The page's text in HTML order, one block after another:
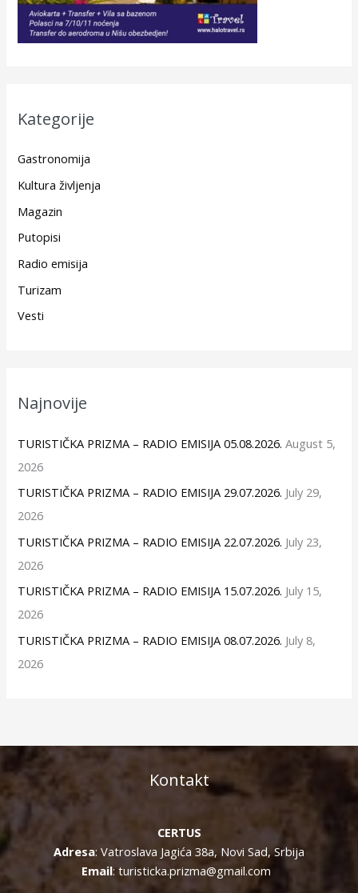
Kategorije
Gastronomija
Kultura življenja
Magazin
Putopisi
Radio emisija
Turizam
Vesti
Najnovije
TURISTIČKA PRIZMA – RADIO EMISIJA 05.08.2026. August 5,
2026
TURISTIČKA PRIZMA – RADIO EMISIJA 29.07.2026. July 29,
2026
TURISTIČKA PRIZMA – RADIO EMISIJA 22.07.2026. July 23,
2026
TURISTIČKA PRIZMA – RADIO EMISIJA 15.07.2026. July 15,
2026
TURISTIČKA PRIZMA – RADIO EMISIJA 08.07.2026. July 8,
2026
Kontakt
CERTUS
Adresa: Vatroslava Jagića 38a, Novi Sad, Srbija
Email: turisticka.prizma@gmail.com